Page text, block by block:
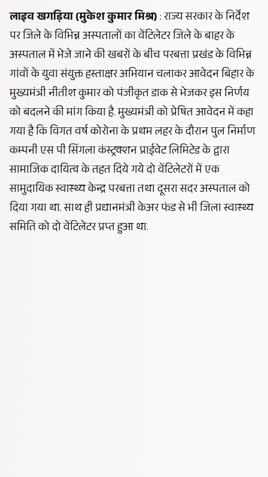
लाइव खगड़िया (मुकेश कुमार मिश्र): राज्य सरकार के निर्देश
पर जिले के विभिन्न अस्पतालों का वेंटिलेटर जिले के बाहर के
अस्पताल में भेजे जाने की खबरों के बीच परबत्ता प्रखंड के विभिन्न
गांवों के युवा संयुक्त हस्ताक्षर अभियान चलाकर आवेदन बिहार के
मुख्यमंत्री नीतीश कुमार को पंजीकृत डाक से भेजकर इस निर्णय
को बदलने की मांग किया है. मुख्यमंत्री को प्रेषित आवेदन में कहा
गया है कि विगत वर्ष कोरोना के प्रथम लहर के दौरान पुल निर्माण
कम्पनी एस पी सिंगला कंस्ट्रक्शन प्राईवेट लिमिटेड के द्वारा
सामाजिक दायित्व के तहत दिये गये दो वेंटिलेटरों में एक
सामुदायिक स्वास्थ्य केन्द्र परबत्ता तथा दूसरा सदर अस्पताल को
दिया गया था. साथ ही प्रधानमंत्री केअर फंड से भी जिला स्वास्थ्य
समिति को दो वेंटिलेटर प्रप्त हुआ था.